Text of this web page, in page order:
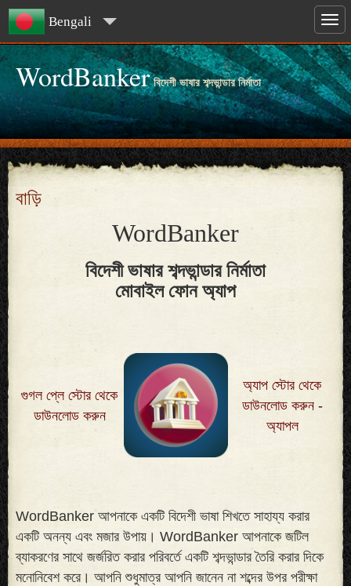
Bengali
WordBanker বিদেশী ভাষার শব্দভান্ডার নির্মাতা
বাড়ি
WordBanker
বিদেশী ভাষার শব্দভান্ডার নির্মাতা
মোবাইল ফোন অ্যাপ
গুগল প্লে স্টোর থেকে
ডাউনলোড করুন
অ্যাপ স্টোর থেকে
ডাউনলোড করুন -
অ্যাপল
WordBanker আপনাকে একটি বিদেশী ভাষা শিখতে সাহায্য করার
একটি অনন্য এবং মজার উপায়। WordBanker আপনাকে জটিল
ব্যাকরণের সাথে জর্জরিত করার পরিবর্তে একটি শব্দভান্ডার তৈরি করার দিকে
মনোনিবেশ করে। আপনি শুধুমাত্র আপনি জানেন না শব্দের উপর পরীক্ষা